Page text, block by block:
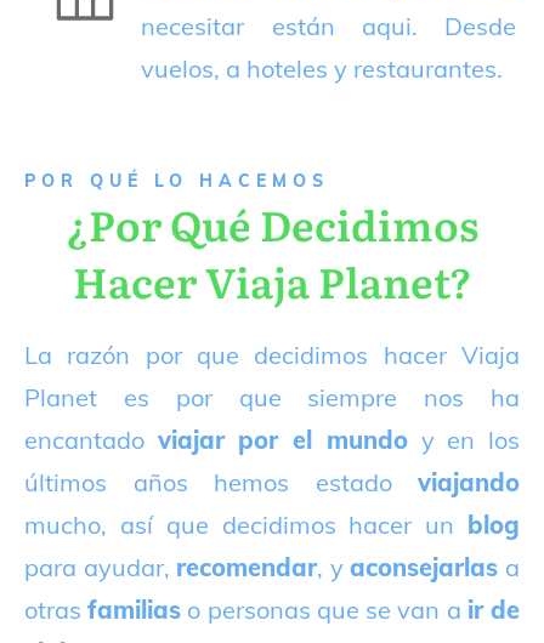
necesitar están aqui. Desde
vuelos, a hoteles y restaurantes.
P OR QUÉ LO HACEMOS
¿Por Qué Decidimos
Hacer Viaja Planet?
La razón por que decidimos hacer Viaja
Planet es por que siempre nos ha
encantado viajar por el mundoy en los
últimos años hemos estado viajando
mucho, así que decidimos hacer un blog
para ayudar, recomendar, yaconsejarlas a
otrasfamilias o personas que se van a ir de